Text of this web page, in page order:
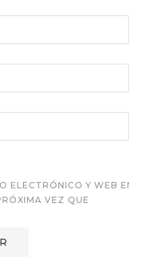
ELECTRÓNICO Y WEB EN
VEZ QUE